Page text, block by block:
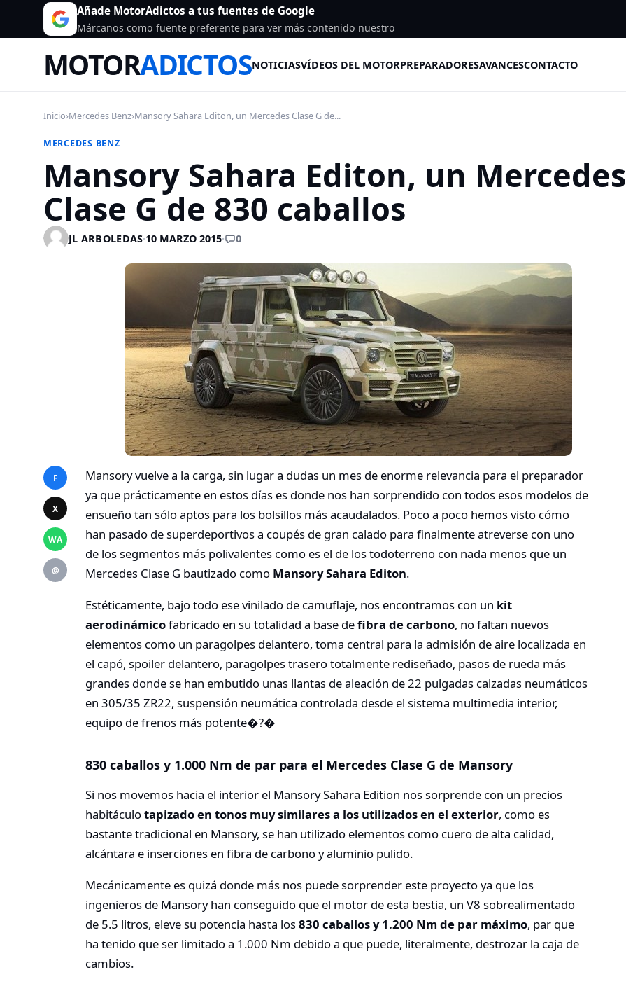
Añade MotorAdictos a tus fuentes de Google
Márcanos como fuente preferente para ver más contenido nuestro
MOTORADICTOSNOTICIASVÍDEOS DEL MOTORPREPARADORESAVANCESCONTACTO
Inicio›Mercedes Benz›Mansory Sahara Editon, un Mercedes Clase G de...
MERCEDES BENZ
Mansory Sahara Editon, un Mercedes
Clase G de 830 caballos
JL ARBOLEDAS·10 MARZO 2015· 0
F
X
WA
@
Mansory vuelve a la carga, sin lugar a dudas un mes de enorme relevancia para el preparador
ya que prácticamente en estos días es donde nos han sorprendido con todos esos modelos de
ensueño tan sólo aptos para los bolsillos más acaudalados. Poco a poco hemos visto cómo
han pasado de superdeportivos a coupés de gran calado para finalmente atreverse con uno
de los segmentos más polivalentes como es el de los todoterreno con nada menos que un
Mercedes Clase G bautizado como Mansory Sahara Editon.
Estéticamente, bajo todo ese vinilado de camuflaje, nos encontramos con un kit
aerodinámicofabricado en su totalidad a base defibra de carbono, no faltan nuevos
elementos como un paragolpes delantero, toma central para la admisión de aire localizada en
el capó, spoiler delantero, paragolpes trasero totalmente rediseñado, pasos de rueda más
grandes donde se han embutido unas llantas de aleación de 22 pulgadas calzadas neumáticos
en 305/35 ZR22, suspensión neumática controlada desde el sistema multimedia interior,
equipo de frenos más potente�?�
830 caballos y 1.000 Nm de par para el Mercedes Clase G de Mansory
Si nos movemos hacia el interior el Mansory Sahara Edition nos sorprende con un precios
habitáculotapizado en tonos muy similares a los utilizados en el exterior, como es
bastante tradicional en Mansory, se han utilizado elementos como cuero de alta calidad,
alcántara e inserciones en fibra de carbono y aluminio pulido.
Mecánicamente es quizá donde más nos puede sorprender este proyecto ya que los
ingenieros de Mansory han conseguido que el motor de esta bestia, un V8 sobrealimentado
de 5.5 litros, eleve su potencia hasta los830 caballos y 1.200 Nm de par máximo, par que
ha tenido que ser limitado a 1.000 Nm debido a que puede, literalmente, destrozar la caja de
cambios.